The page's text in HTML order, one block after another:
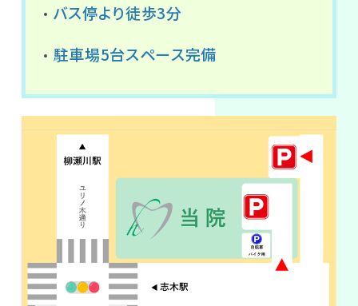
バス停より徒歩3分
駐車場5台スペース完備